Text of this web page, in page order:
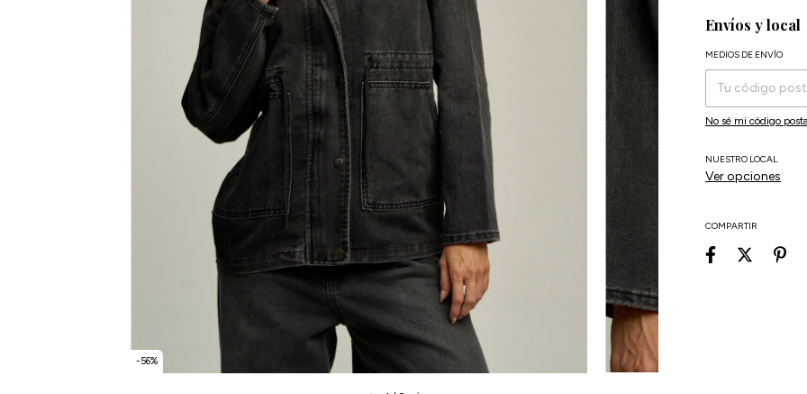
-56%
Envíos y local
Entregas para el CP:
MEDIOS DE ENVÍO
No sé mi código
NUESTRO LOCAL
Ver opciones
COMPARTIR